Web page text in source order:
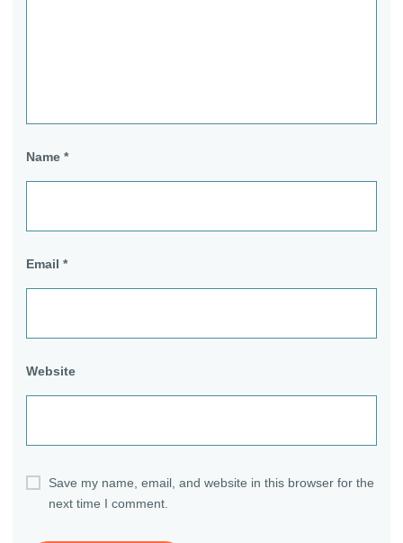
Name *
Email *
Website
Save my name, email, and website in this browser for the
next time I comment.